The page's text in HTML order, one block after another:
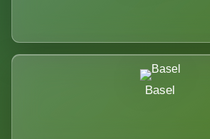
Basel